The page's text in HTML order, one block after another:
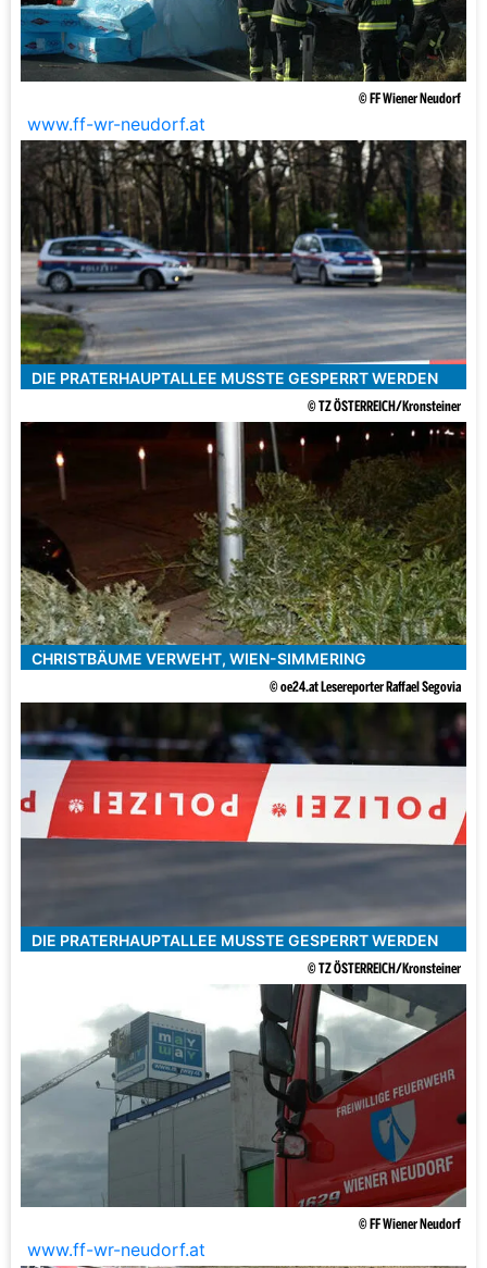
© FF Wiener Neudorf
www.ff-wr-neudorf.at
DIE PRATERHAUPTALLEE MUSSTE GESPERRT WERDEN
© TZ ÖSTERREICH/Kronsteiner
CHRISTBÄUME VERWEHT, WIEN-SIMMERING
© oe24.at Lesereporter Raffael Segovia
DIE PRATERHAUPTALLEE MUSSTE GESPERRT WERDEN
© TZ ÖSTERREICH/Kronsteiner
© FF Wiener Neudorf
www.ff-wr-neudorf.at